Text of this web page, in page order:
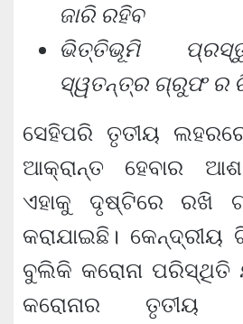
ଜାରି ରହିବ
ଭିତ୍ତିଭୂମି
ସ୍ୱତନ୍ତ୍ର ଗ୍ରୁଫ ର
ସେହିପରି ତୃତୀୟ
ଆକ୍ରାନ୍ତ ହେବାର
ଏହାକୁ ଦୃଷ୍ଟିରେ ରଖି
କରାଯାଇଛି।
ବୁଲିକି କରୋନା ପରିସ୍ଥିତି
କରୋନାର